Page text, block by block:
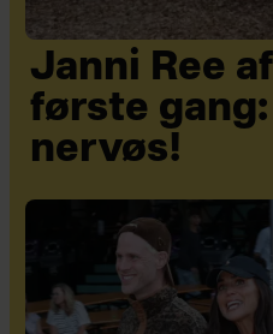
Janni Ree
første
nervøs!